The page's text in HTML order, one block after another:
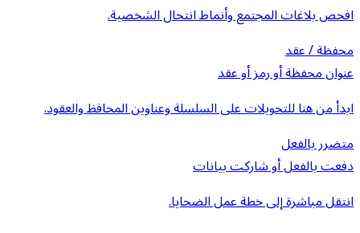
افحص بلاغات المجتمع وأنماط انتحال الشخصية.
محفظة / عقد
عنوان محفظة أو رمز أو عقد
ابدأ من هنا للتحويلات على السلسلة وعناوين المحافظ والعقود.
متضرر بالفعل
دفعت بالفعل أو شاركت بيانات
انتقل مباشرة إلى خطة عمل الضحايا.